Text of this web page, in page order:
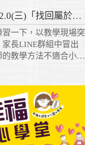
幸福心學堂2.0(三)「找回屬於自己的天空」課程重點(下篇)
一下，以教學現場突
長LINE群組中冒出
教學方法不適合小朋
，你領錢把孩子教成
！」